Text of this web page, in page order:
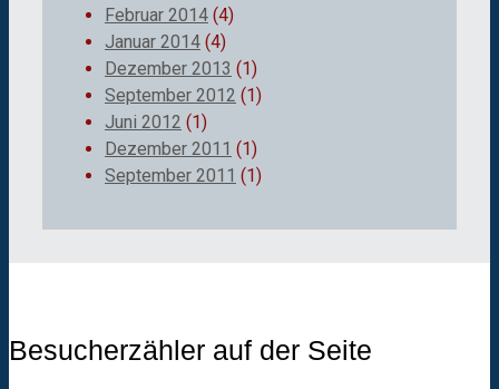
Februar 2014 (4)
Januar 2014 (4)
Dezember 2013 (1)
September 2012 (1)
Juni 2012 (1)
Dezember 2011 (1)
September 2011 (1)
Besucherzähler auf der Seite